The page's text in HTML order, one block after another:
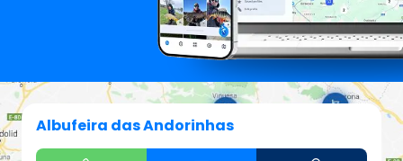
Albufeira das Andorinhas